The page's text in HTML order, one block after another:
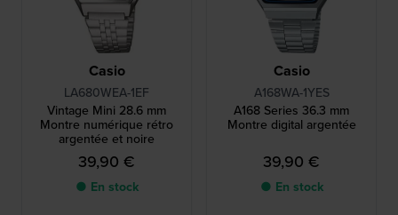
Casio
LA680WEA-1EF
Vintage Mini 28.6 mm
Montre numérique rétro
argentée et noire
39,90 €
● En stock
Casio
A168WA-1YES
A168 Series 36.3 mm
Montre digital argentée
39,90 €
● En stock